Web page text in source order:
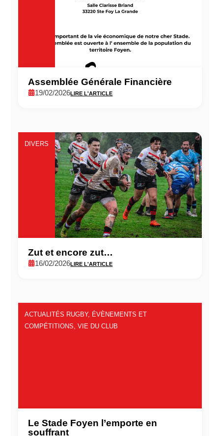
Assemblée Générale Financière
19/02/2026LIRE L'ARTICLE
DIVERS
Zut et encore zut…
16/02/2026LIRE L'ARTICLE
ACTUALITÉS RUGBY, ÉVÈNEMENTS ET
COMPÉTITIONS,VIE DU CLUB
Le Stade Foyen l’emporte en
souffrant